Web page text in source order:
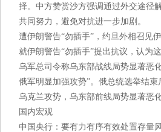
择。中方赞赏沙方强调通过外交途径
共同努力，避免对抗进一步加剧。
遭伊朗警告“勿插手”，约旦外相召见
就伊朗警告“勿插手”提出抗议，认为
乌军总司令称乌东部战线局势显著恶
俄军明显加强攻势”。俄总统选举结
乌克兰攻势，乌东部前线局势显著恶化
国内宏观
中国央行：要有力有序有效处置存量